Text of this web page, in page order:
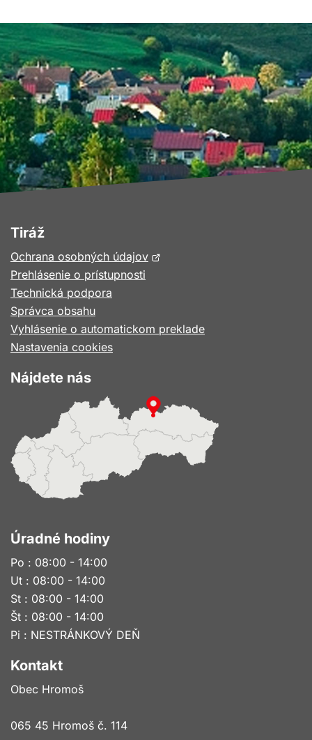
Tiráž
Ochrana osobných údajovOtvorí
okne
Prehlásenie o prístupnosti
Technická podpora
Správca obsahu
Vyhlásenie o automatickom preklade
Nastavenia cookies
Nájdete nás
Úradné hodiny
Po : 08:00 - 14:00
Ut : 08:00 - 14:00
St : 08:00 - 14:00
Št : 08:00 - 14:00
Pi : NESTRÁNKOVÝ DEŇ
Kontakt
Obec Hromoš
065 45 Hromoš č. 114